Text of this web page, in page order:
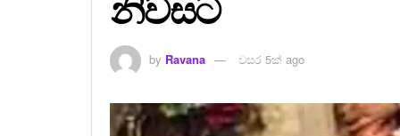
by Ravana වසර 5ක් ago